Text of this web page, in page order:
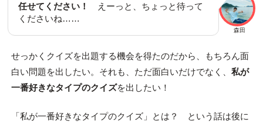
森田
任せてください！
えーっと、ちょっと待って
くださいね……
せっかくクイズを出題する機会を得たのだから、もちろん面
白い問題を出したい。それも、ただ面白いだけでなく、 私が
一番好きなタイプのクイズを出したい！
「私が一番好きなタイプのクイズ」とは？ という話は後に